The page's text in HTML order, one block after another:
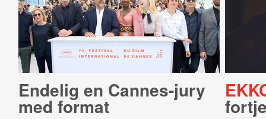
Endelig en Cannes-jury
med format